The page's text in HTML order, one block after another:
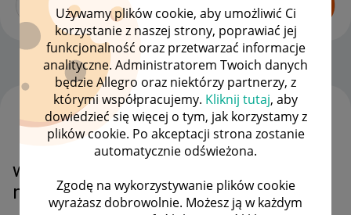
Używamy plików cookie, aby umożliwić Ci
korzystanie z naszej strony, poprawiać jej
funkcjonalność oraz przetwarzać informacje
analityczne. Administratorem Twoich danych
będzie Allegro oraz niektórzy partnerzy, z
którymi współpracujemy. Kliknij tutaj, aby
dowiedzieć się więcej o tym, jak korzystamy z
plików cookie. Po akceptacji strona zostanie
automatycznie odświeżona.
Zgodę na wykorzystywanie plików cookie
wyrażasz dobrowolnie. Możesz ją w każdym
Kupujący o Allegro Lokalnie OPCJE
wygrana licytacja, a sprzedający
nie chce wyslac przedmiotu
WSZYSTKIE TEMATY